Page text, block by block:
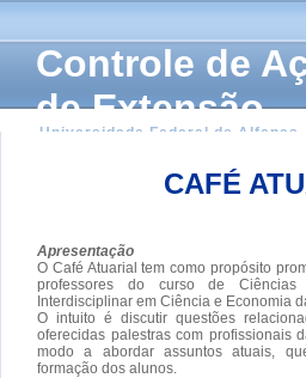
Controle de
de Extensão
Universidade Federal de Alfenas
CAFÉ
Apresentação
O Café Atuarial tem como propósito
professores do curso de
Interdisciplinar em Ciência e Economia
O intuito é discutir questões
oferecidas palestras com profissionais
modo a abordar assuntos atuais,
formação dos alunos.